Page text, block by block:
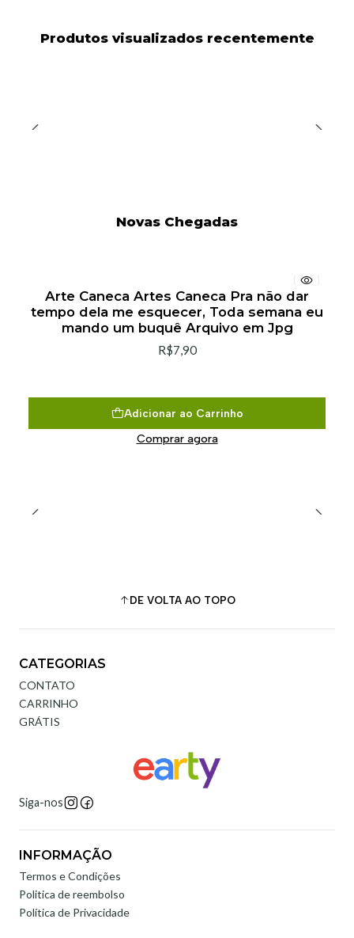
Produtos visualizados recentemente
Novas Chegadas
Arte Caneca Artes Caneca Pra não dar
tempo dela me esquecer, Toda semana eu
mando um buquê Arquivo em Jpg
R$7,90
Adicionar ao Carrinho
Comprar agora
DE VOLTA AO TOPO
CATEGORIAS
CONTATO
CARRINHO
GRÁTIS
Siga-nos
INFORMAÇÃO
Termos e Condições
Politica de reembolso
Política de Privacidade